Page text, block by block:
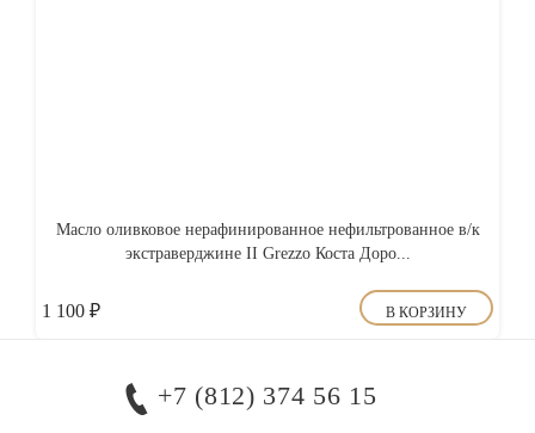
Масло оливковое нерафинированное нефильтрованное в/к
экстраверджине II Grezzo Коста Доро...
1 100 ₽ В КОРЗИНУ
+7 (812) 374 56 15